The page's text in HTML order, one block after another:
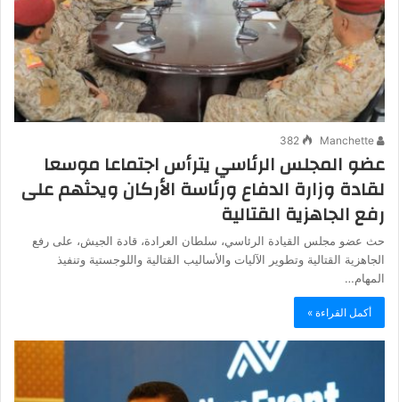
382
عضو المجلس الرئاسي يترأس اجتماعا موسعا
لقادة وزارة الدفاع ورئاسة الأركان ويحثهم على
رفع الجاهزية القتالية
حث عضو مجلس القيادة الرئاسي، سلطان العرادة، قادة الجيش، على رفع
الجاهزية القتالية وتطوير الآليات والأساليب القتالية واللوجستية وتنفيذ
المهام…
أكمل القراءة »